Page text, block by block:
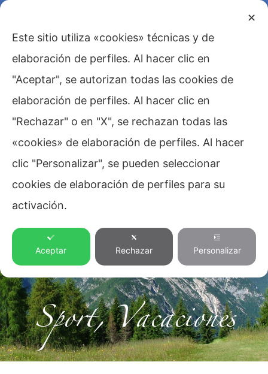
Blog,Dolomitas,
Montaña,
Naturaleza,Ocio,
Sport,Vacaciones
✕
Este sitio utiliza «cookies» técnicas y de
elaboración de perfiles. Al hacer clic en
"Aceptar", se autorizan todas las cookies de
elaboración de perfiles. Al hacer clic en
"Rechazar" o en "X", se rechazan todas las
«cookies» de elaboración de perfiles. Al hacer
clic "Personalizar", se pueden seleccionar
cookies de elaboración de perfiles para su
activación.
Aceptar Rechazar Personalizar